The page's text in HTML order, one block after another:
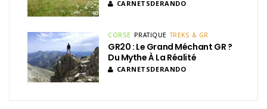
CARNETSDERANDO
CORSE PRATIQUE TREKS & GR
GR20 : Le Grand Méchant GR ?
Du Mythe À La Réalité
CARNETSDERANDO